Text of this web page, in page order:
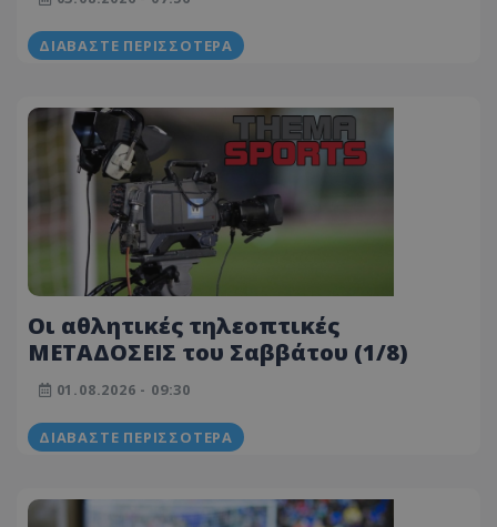
ΔΙΑΒΆΣΤΕ ΠΕΡΙΣΣΌΤΕΡΑ
Οι αθλητικές τηλεοπτικές
ΜΕΤΑΔΟΣΕΙΣ του Σαββάτου (1/8)
01.08.2026 - 09:30
ΔΙΑΒΆΣΤΕ ΠΕΡΙΣΣΌΤΕΡΑ